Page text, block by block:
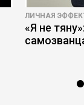
ЛИЧНАЯ
«Я не